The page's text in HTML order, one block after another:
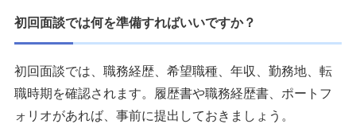
初回面談では何を準備すればいいですか？
初回面談では、職務経歴、希望職種、年収、勤務地、転
職時期を確認されます。履歴書や職務経歴書、ポートフ
ォリオがあれば、事前に提出しておきましょう。